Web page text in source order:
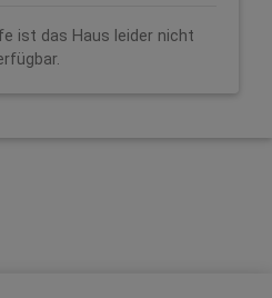
ist das Haus leider nicht